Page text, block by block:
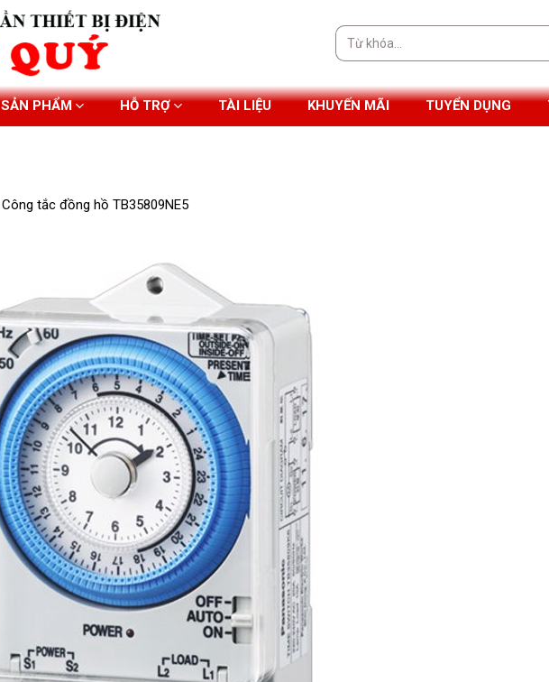
Tìm
kiếm:
SẢN PHẨM HỖ TRỢ TÀI LIỆU KHUYẾN MÃI TUYỂN DỤNG
Công tắc đồng hồ TB35809NE5